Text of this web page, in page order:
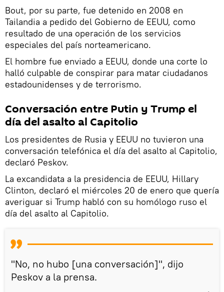
Bout, por su parte, fue detenido en 2008 en
Tailandia a pedido del Gobierno de EEUU, como
resultado de una operación de los servicios
especiales del país norteamericano.
El hombre fue enviado a EEUU, donde una corte lo
halló culpable de conspirar para matar ciudadanos
estadounidenses y de terrorismo.
Conversación entre Putin y Trump el
día del asalto al Capitolio
Los presidentes de Rusia y EEUU no tuvieron una
conversación telefónica el día del asalto al Capitolio,
declaró Peskov.
La excandidata a la presidencia de EEUU, Hillary
Clinton, declaró el miércoles 20 de enero que quería
averiguar si Trump habló con su homólogo ruso el
día del asalto al Capitolio.
"No, no hubo [una conversación]", dijo
Peskov a la prensa.